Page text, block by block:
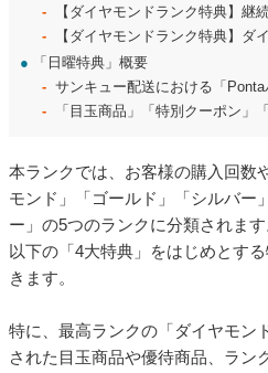
【ダイヤモンドランク特典】継
【ダイヤモンドランク特典】ダ
● 「日曜特典」概要
サンキュー配送における「
「目玉商品」「特別クーポン」
本ランクでは、お客様の購入回数
モンド」「ゴールド」「シルバー
ー」の5つのランクに分類されま
以下の「4大特典」をはじめとす
きます。
特に、最高ランクの「ダイヤモン
された目玉商品や優待商品、ラン